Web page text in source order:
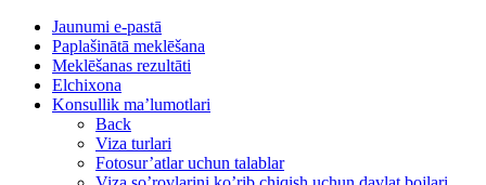
Jaunumi e-pastā
Paplašinātā meklēšana
Meklēšanas rezultāti
Elchixona
Konsullik ma’lumotlari
Back
Viza turlari
Fotosur’atlar uchun talablar